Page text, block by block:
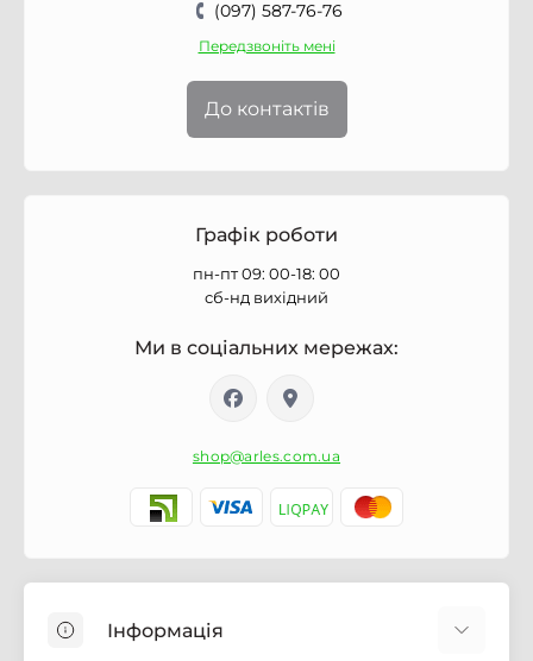
(097) 587-76-76
Передзвоніть мені
До контактів
Графік роботи
пн-пт 09: 00-18: 00
сб-нд вихідний
Ми в соціальних мережах:
shop@arles.com.ua
Інформація